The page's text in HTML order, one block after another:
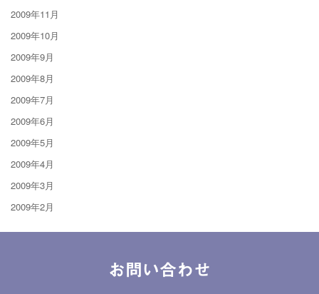
2009年11月
2009年10月
2009年9月
2009年8月
2009年7月
2009年6月
2009年5月
2009年4月
2009年3月
2009年2月
お問い合わせ